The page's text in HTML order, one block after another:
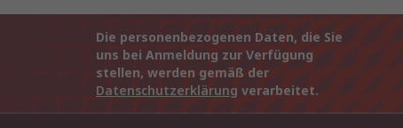
Die personenbezogenen Daten, die Sie
uns bei Anmeldung zur Verfügung
stellen, werden gemäß der
Datenschutzerklärung verarbeitet.